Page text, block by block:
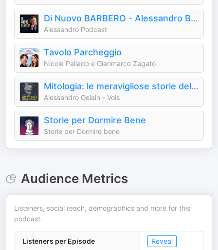
Di Nuovo BARBERO - Alessandro Barbero Podcast
Alessandro Podcast
Tavolo Parcheggio
Nicole Pallado e Gianmarco Zagato
Mitologia: le meravigliose storie del mondo antico
Alessandro Gelain - Vois
Storie per Dormire Bene
Storie per Dormire bene
Audience Metrics
Listeners, social reach, demographics and more for this
podcast.
Listeners per Episode Reveal